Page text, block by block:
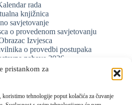
pristankom za
tehnologije poput kolačića za čuvanje
rada
knjižnica
savjetovanje
o provedenom savjetovanju
Izvjesca
o provedbi postupaka
nabave 2026.
prijedlog Pravilnika o provedbi
jednostavne nabave
Web arhiva
o zaštiti privatnosti